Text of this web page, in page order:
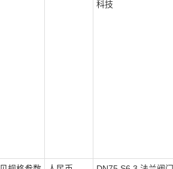
科技